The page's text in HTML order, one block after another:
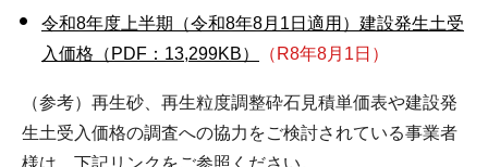
令和8年度上半期（令和8年8月1日適用）建設発生土受
入価格（PDF：13,299KB）
（R8年8月1日）
（参考）再生砂、再生粒度調整砕石見積単価表や建設発
生土受入価格の調査への協力をご検討されている事業者
様は、下記リンクをご参照ください。